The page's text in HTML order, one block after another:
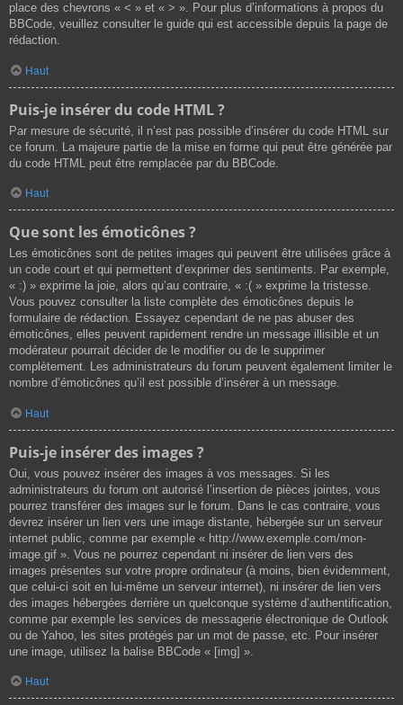
place des chevrons « < » et « > ». Pour plus d’informations à propos du
BBCode, veuillez consulter le guide qui est accessible depuis la page de
rédaction.
Haut
Puis-je insérer du code HTML ?
Par mesure de sécurité, il n’est pas possible d’insérer du code HTML sur
ce forum. La majeure partie de la mise en forme qui peut être générée par
du code HTML peut être remplacée par du BBCode.
Haut
Que sont les émoticônes ?
Les émoticônes sont de petites images qui peuvent être utilisées grâce à
un code court et qui permettent d’exprimer des sentiments. Par exemple,
« :) » exprime la joie, alors qu’au contraire, « :( » exprime la tristesse.
Vous pouvez consulter la liste complète des émoticônes depuis le
formulaire de rédaction. Essayez cependant de ne pas abuser des
émoticônes, elles peuvent rapidement rendre un message illisible et un
modérateur pourrait décider de le modifier ou de le supprimer
complètement. Les administrateurs du forum peuvent également limiter le
nombre d’émoticônes qu’il est possible d’insérer à un message.
Haut
Puis-je insérer des images ?
Oui, vous pouvez insérer des images à vos messages. Si les
administrateurs du forum ont autorisé l’insertion de pièces jointes, vous
pourrez transférer des images sur le forum. Dans le cas contraire, vous
devrez insérer un lien vers une image distante, hébergée sur un serveur
internet public, comme par exemple « http://www.exemple.com/mon-
image.gif ». Vous ne pourrez cependant ni insérer de lien vers des
images présentes sur votre propre ordinateur (à moins, bien évidemment,
que celui-ci soit en lui-même un serveur internet), ni insérer de lien vers
des images hébergées derrière un quelconque système d’authentification,
comme par exemple les services de messagerie électronique de Outlook
ou de Yahoo, les sites protégés par un mot de passe, etc. Pour insérer
une image, utilisez la balise BBCode « [img] ».
Haut